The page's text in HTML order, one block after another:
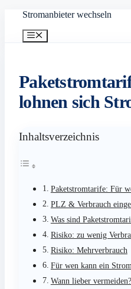
springen
Stromanbieter wechseln
Menü
lohnen sich
Inhaltsverzeichnis
Paketstromtarife: Für
PLZ & Verbrauch
Was sind
Risiko: zu wenig
Risiko: Mehrverbrauch
Für wen kann ein
Wann lieber vermeiden?